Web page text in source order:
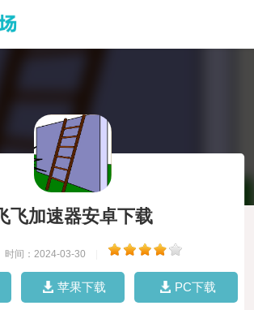
飞飞加速器安卓下载
时间：2024-03-30
苹果下载 PC下载